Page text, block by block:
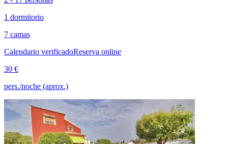
1 dormitorio
7 camas
Calendario verificadoReserva online
30 €
pers./noche (aprox.)